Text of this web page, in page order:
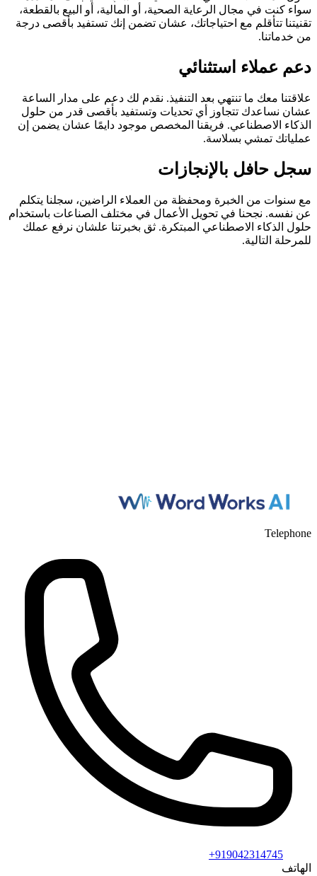
سواء كنت في مجال الرعاية الصحية، أو المالية، أو البيع بالقطعة،
تقنيتنا تتأقلم مع احتياجاتك، عشان تضمن إنك تستفيد بأقصى درجة
من خدماتنا.
دعم عملاء استثنائي
علاقتنا معك ما تنتهي بعد التنفيذ. نقدم لك دعم على مدار الساعة
عشان نساعدك تتجاوز أي تحديات وتستفيد بأقصى قدر من حلول
الذكاء الاصطناعي. فريقنا المخصص موجود دايمًا عشان يضمن إن
عملياتك تمشي بسلاسة.
سجل حافل بالإنجازات
مع سنوات من الخبرة ومحفظة من العملاء الراضين، سجلنا يتكلم
عن نفسه. نجحنا في تحويل الأعمال في مختلف الصناعات باستخدام
حلول الذكاء الاصطناعي المبتكرة. ثق بخبرتنا علشان نرفع عملك
للمرحلة التالية.
Telephone
+919042314745
الهاتف